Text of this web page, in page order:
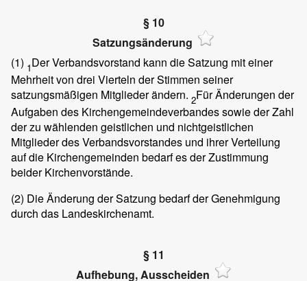
§ 10
Satzungsänderung
(1) 1Der Verbandsvorstand kann die Satzung mit einer
Mehrheit von drei Vierteln der Stimmen seiner
satzungsmäßigen Mitglieder ändern. 2Für Änderungen der
Aufgaben des Kirchengemeindeverbandes sowie der Zahl
der zu wählenden geistlichen und nichtgeistlichen
Mitglieder des Verbandsvorstandes und ihrer Verteilung
auf die Kirchengemeinden bedarf es der Zustimmung
beider Kirchenvorstände.
(2) Die Änderung der Satzung bedarf der Genehmigung
durch das Landeskirchenamt.
§ 11
Aufhebung, Ausscheiden